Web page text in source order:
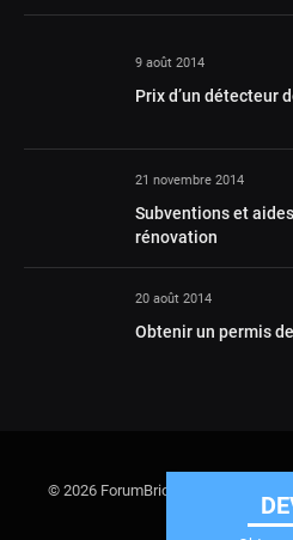
9 août 2014
Prix d’un détecteur
21 novembre 2014
Subventions et
rénovation
20 août 2014
Obtenir un permis
© 2026 ForumBricolage : l'espace